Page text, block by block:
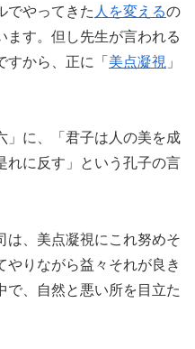
でやってきた 人を変えるの
ます。但し先生が言われる
すから、正に「 美点凝視 」
」に、「君子は人の美を成
れに反す」という孔子の言
は、美点凝視にこれ努めそ
やりながら益々それが良き
で、自然と悪い所を目立た